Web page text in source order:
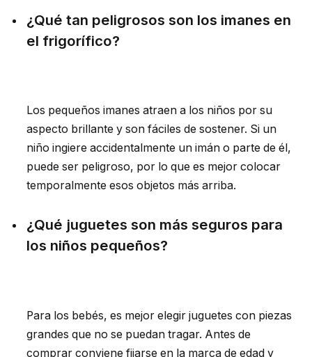
¿Qué tan peligrosos son los imanes en
el frigorífico?
Los pequeños imanes atraen a los niños por su
aspecto brillante y son fáciles de sostener. Si un
niño ingiere accidentalmente un imán o parte de él,
puede ser peligroso, por lo que es mejor colocar
temporalmente esos objetos más arriba.
¿Qué juguetes son más seguros para
los niños pequeños?
Para los bebés, es mejor elegir juguetes con piezas
grandes que no se puedan tragar. Antes de
comprar conviene fijarse en la marca de edad y